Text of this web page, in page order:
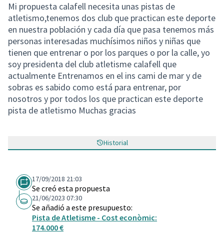
Mi propuesta calafell necesita unas pistas de
atletismo,tenemos dos club que practican este deporte
en nuestra población y cada día que pasa tenemos más
personas interesadas muchísimos niños y niñas que
tienen que entrenar o por los parques o por la calle, yo
soy presidenta del club atletisme calafell que
actualmente Entrenamos en el ins cami de mar y de
sobras es sabido como está para entrenar, por
nosotros y por todos los que practican este deporte
pista de atletismo Muchas gracias
Historial
17/09/2018 21:03
Se creó esta propuesta
21/06/2023 07:30
Se añadió a este presupuesto:
Pista de Atletisme - Cost econòmic:
174.000 €